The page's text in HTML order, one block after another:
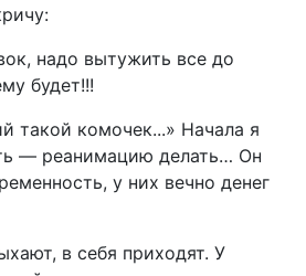
надо вытужить все до
будет!!!
такой комочек...» Начала я
— реанимацию делать… Он
у них вечно денег
в себя приходят. У